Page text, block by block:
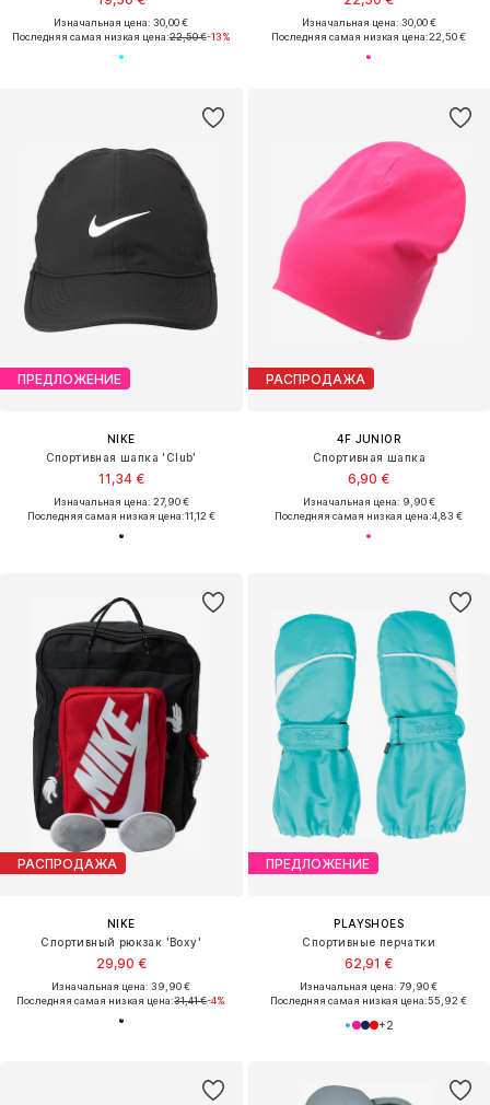
Изначальная цена: 30,00 €
Последняя самая низкая цена:22,50 €-13%
Изначальная цена: 30,00 €
Последняя самая низкая цена:22,50 €
ПРЕДЛОЖЕНИЕ
NIKE
Спортивная шапка 'Club'
11,34 €
Изначальная цена: 27,90 €
Последняя самая низкая цена:11,12 €
РАСПРОДАЖА
4F JUNIOR
Спортивная шапка
6,90 €
Изначальная цена: 9,90 €
Последняя самая низкая цена:4,83 €
РАСПРОДАЖА
NIKE
Спортивный рюкзак 'Boxy'
29,90 €
Изначальная цена: 39,90 €
Последняя самая низкая цена:31,41 €-4%
ПРЕДЛОЖЕНИЕ
PLAYSHOES
Спортивные перчатки
62,91 €
Изначальная цена: 79,90 €
Последняя самая низкая цена:55,92 €
+2